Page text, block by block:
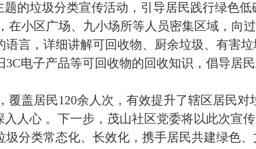
的垃圾分类宣传活动，引导居民践行绿色低
区广场、九小场所等人员密集区域，向
言，详细讲解可回收物、厨余垃圾、有害
电子产品等可回收物的回收知识，倡导居
盖居民120余人次，有效提升了辖区居民对
人心 。下一步，茂山社区党委将以此次宣
分类常态化、长效化，携手居民共建绿色、